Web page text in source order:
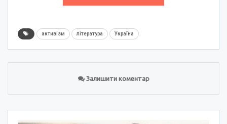
активізм література Україна
Залишити коментар